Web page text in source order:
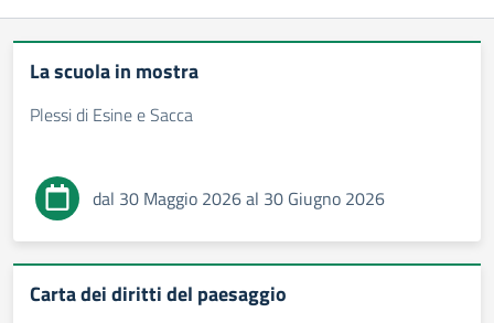
La scuola in mostra
Plessi di Esine e Sacca
dal 30 Maggio 2026 al 30 Giugno 2026
Carta dei diritti del paesaggio